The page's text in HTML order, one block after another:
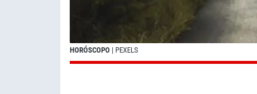
HORÓSCOPO | PEXELS